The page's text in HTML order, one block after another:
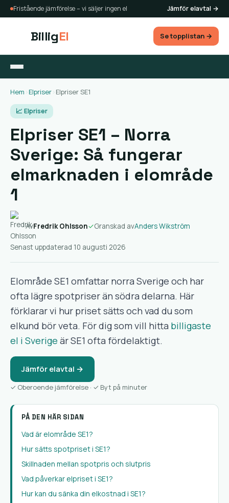
Fristående jämförelse – vi säljer ingen el Jämför elavtal →
BilligEl Se topplistan →
Hem Elpriser Elpriser SE1
📈 Elpriser
Elpriser SE1 – Norra
Sverige: Så fungerar
elmarknaden i elområde
1
AvFredrik Ohlsson✓Granskad avAnders Wikström
Senast uppdaterad 10 augusti 2026
Elområde SE1 omfattar norra Sverige och har
ofta lägre spotpriser än södra delarna. Här
förklarar vi hur priset sätts och vad du som
elkund bör veta. För dig som vill hitta billigaste
el i Sverige är SE1 ofta fördelaktigt.
Jämför elavtal →
✓ Oberoende jämförelse · ✓ Byt på minuter
PÅ DEN HÄR SIDAN
Vad är elområde SE1?
Hur sätts spotpriset i SE1?
Skillnaden mellan spotpris och slutpris
Vad påverkar elpriset i SE1?
Hur kan du sänka din elkostnad i SE1?